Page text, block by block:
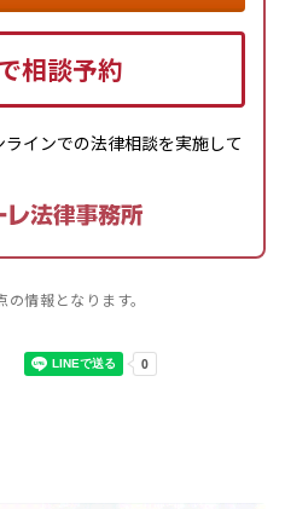
相談予約
ラインでの法律相談を実施して
情報となります。